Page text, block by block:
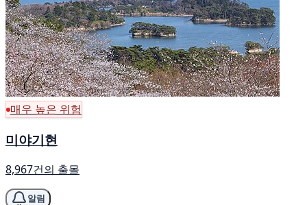
매우 높은 위험
미야기현
8,967건의 출몰
알림